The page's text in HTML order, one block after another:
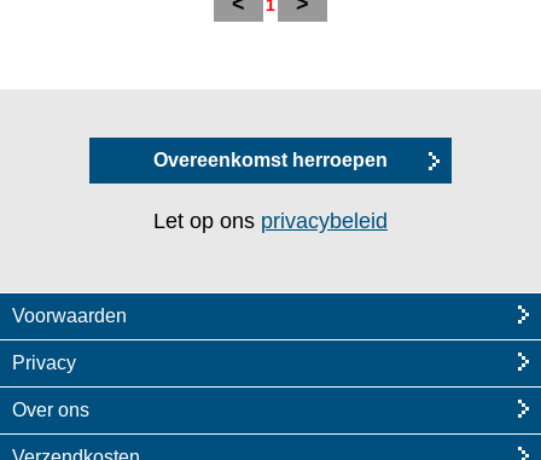
1
Overeenkomst herroepen
Let op ons privacybeleid
Voorwaarden
Privacy
Over ons